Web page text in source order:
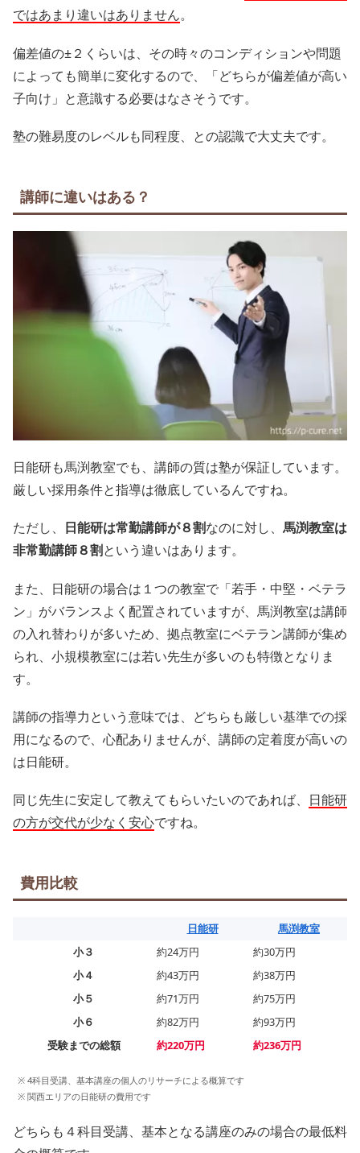
ではあまり違いはありません。
偏差値の±２くらいは、その時々のコンディションや問題
によっても簡単に変化するので、「どちらが偏差値が高い
子向け」と意識する必要はなさそうです。
塾の難易度のレベルも同程度、との認識で大丈夫です。
講師に違いはある？
日能研も馬渕教室でも、講師の質は塾が保証しています。
厳しい採用条件と指導は徹底しているんですね。
ただし、 日能研は常勤講師が８割なのに対し、 馬渕教室は
非常勤講師８割という違いはあります。
また、日能研の場合は１つの教室で「若手・中堅・ベテラ
ン」がバランスよく配置されていますが、馬渕教室は講師
の入れ替わりが多いため、拠点教室にベテラン講師が集め
られ、小規模教室には若い先生が多いのも特徴となりま
す。
講師の指導力という意味では、どちらも厳しい基準での採
用になるので、心配ありませんが、講師の定着度が高いの
は日能研。
同じ先生に安定して教えてもらいたいのであれば、 日能研
の方が交代が少なく安心ですね。
費用比較
日能研
馬渕教室
小３
約24万円
約30万円
小４
約43万円
約38万円
小５
約71万円
約75万円
小６
約82万円
約93万円
受験までの総額
約220万円 約236万円
※ 4科目受講、基本講座の個人のリサーチによる概算です
※ 関西エリアの日能研の費用です
どちらも４科目受講、基本となる講座のみの場合の最低料